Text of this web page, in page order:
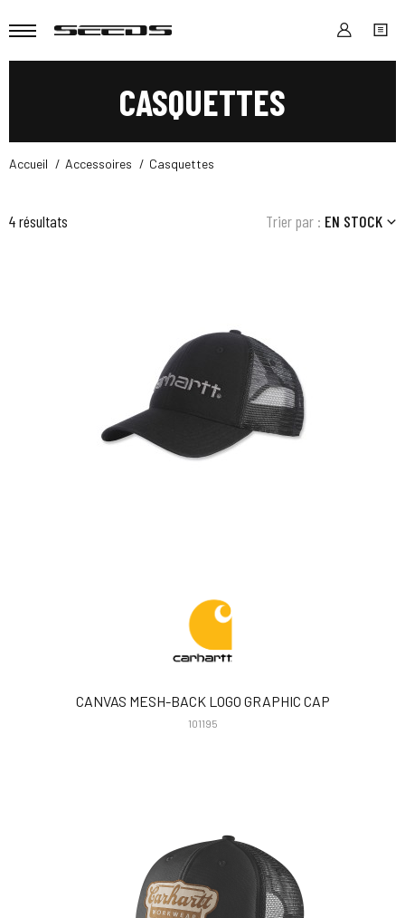
CASQUETTES
Accueil Accessoires Casquettes
4 résultats Trier par : EN STOCK
CANVAS MESH-BACK LOGO GRAPHIC CAP
101195